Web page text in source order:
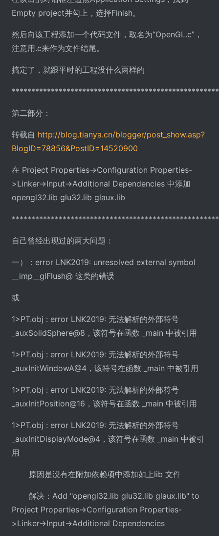
Empty project并勾上，选择Finish。
然后向该工程添加一个代码文件，取名为“OpenGL.c”，
注意用.c来作为文件结尾。
搞定了，就跟平时的工程没什么两样的
第二部分：
转载自 http://blog.tianya.cn/blogger/post_show.asp?
BlogID=78856&PostID=14520900
在 Project Properties->Configuration Properties-
>Linker->Input->Additional Dependencies 中添加
opengl32.lib glu32.lib glaux.lib
自己曾经出现过的两大问题：
一）：error LNK2019: unresolved external symbol
__imp__glFlush@ 这类的错误
或
1>PT.obj : error LNK2019: 无法解析的外部符号
_auxSolidSphere@8，该符号在函数 _main 中被引用
1>PT.obj : error LNK2019: 无法解析的外部符号
_auxInitWindowA@4，该符号在函数 _main 中被引用
1>PT.obj : error LNK2019: 无法解析的外部符号
_auxInitPosition@16，该符号在函数 _main 中被引用
1>PT.obj : error LNK2019: 无法解析的外部符号
_auxInitDisplayMode@4，该符号在函数 _main 中被引
用
原因是没有在附加依赖项中添加如上lib 文件
解决：Add "opengl32.lib glu32.lib glaux.lib" to
Project Properties->Configuration Properties-
>Linker->Input->Additional Dependencies